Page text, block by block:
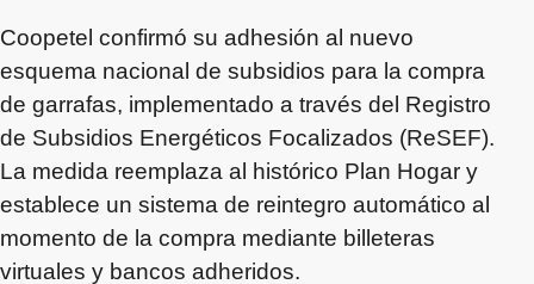
Coopetel confirmó su adhesión al nuevo
esquema nacional de subsidios para la compra
de garrafas, implementado a través del Registro
de Subsidios Energéticos Focalizados (ReSEF).
La medida reemplaza al histórico Plan Hogar y
establece un sistema de reintegro automático al
momento de la compra mediante billeteras
virtuales y bancos adheridos.